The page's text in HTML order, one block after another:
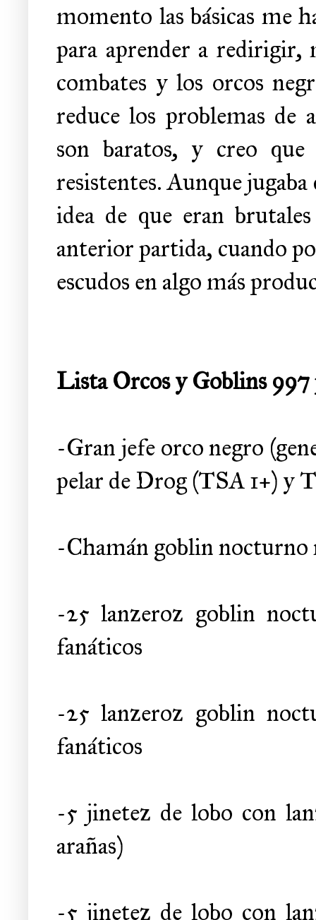
momento las básicas me
para aprender a redirigir,
combates y los orcos
reduce los problemas de
son baratos, y creo
resistentes. Aunque
idea de que eran
anterior partida, cuando
escudos en algo más
Lista Orcos y Goblins 997
-Gran jefe orco negro
pelar de Drog (TSA 1+) y
-Chamán goblin nocturno
-25 lanzeroz goblin
fanáticos
-25 lanzeroz goblin
fanáticos
-5 jinetez de lobo con
arañas)
-5 jinetez de lobo con